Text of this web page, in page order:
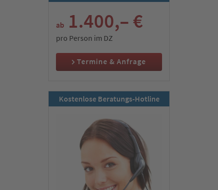
Sofia & Kloster Rila (UNESCO-Welterbe)
ab 1.400,– €
pro Person im DZ
Termine & Anfrage
Kostenlose Beratungs-Hotline